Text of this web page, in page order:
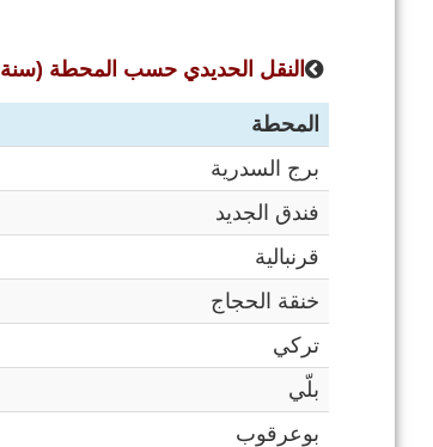
النقل الحديدي حسب المحطة (سنة 2022):
المحطة
برج السدرية
فندق الجديد
قرنبالية
خنقة الحجاج
تركي
بلّي
بوعرقوب